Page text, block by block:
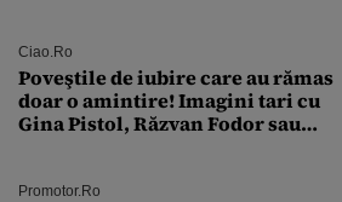
Ciao.ro
Poveştile de iubire care au rămas
doar o amintire! Imagini tari cu
Gina Pistol, Răzvan Fodor sau
Promotor.ro